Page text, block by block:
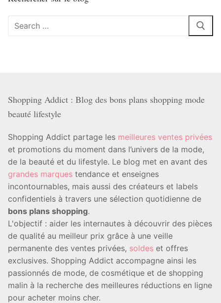
Rechercher
Shopping Addict : Blog des bons plans shopping mode
beauté lifestyle
Shopping Addict partage les meilleures ventes privées
et promotions du moment dans l’univers de la mode,
de la beauté et du lifestyle. Le blog met en avant des
grandes marques tendance et enseignes
incontournables, mais aussi des créateurs et labels
confidentiels à travers une sélection quotidienne de
bons plans shopping.
L'objectif : aider les internautes à découvrir des pièces
de qualité au meilleur prix grâce à une veille
permanente des ventes privées, soldes et offres
exclusives. Shopping Addict accompagne ainsi les
passionnés de mode, de cosmétique et de shopping
malin à la recherche des meilleures réductions en ligne
pour acheter moins cher.